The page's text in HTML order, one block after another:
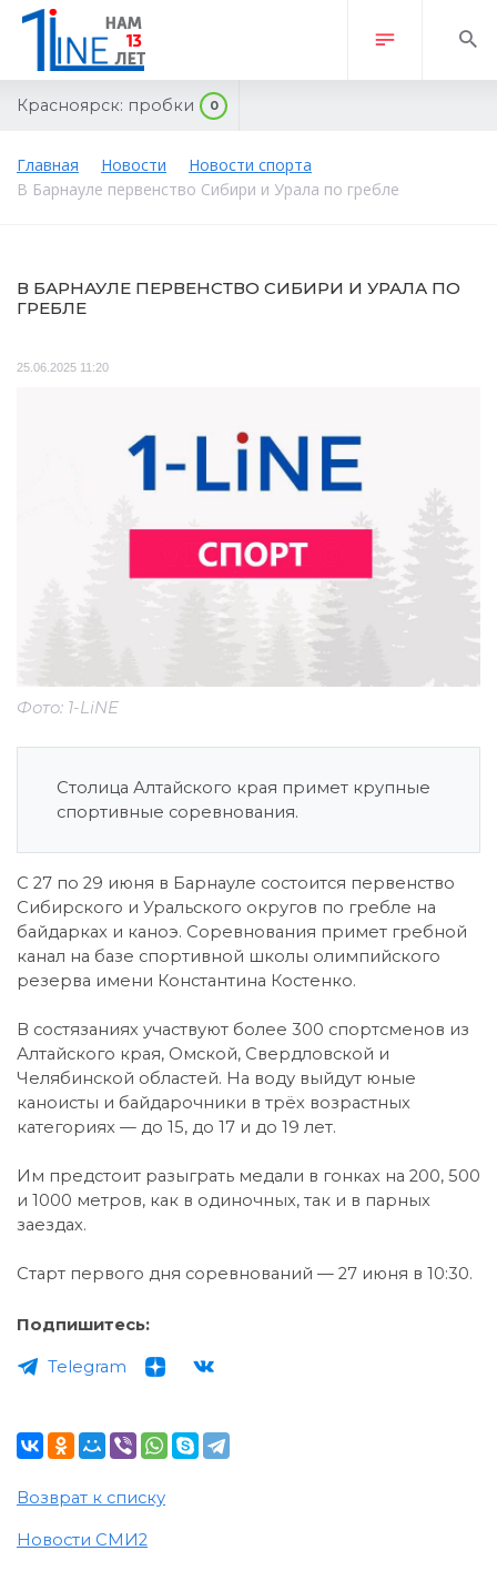
Красноярск: пробки 0
Главная Новости
Новости спорта
В Барнауле первенство Сибири и Урала по гребле
В БАРНАУЛЕ ПЕРВЕНСТВО СИБИРИ И УРАЛА ПО
ГРЕБЛЕ
25.06.2025 11:20
Фото: 1-LiNE
Столица Алтайского края примет крупные
спортивные соревнования.
С 27 по 29 июня в Барнауле состоится первенство
Сибирского и Уральского округов по гребле на
байдарках и каноэ. Соревнования примет гребной
канал на базе спортивной школы олимпийского
резерва имени Константина Костенко.
В состязаниях участвуют более 300 спортсменов из
Алтайского края, Омской, Свердловской и
Челябинской областей. На воду выйдут юные
каноисты и байдарочники в трёх возрастных
категориях — до 15, до 17 и до 19 лет.
Им предстоит разыграть медали в гонках на 200, 500
и 1000 метров, как в одиночных, так и в парных
заездах.
Старт первого дня соревнований — 27 июня в 10:30.
Подпишитесь:
Telegram
Возврат к списку
Новости СМИ2